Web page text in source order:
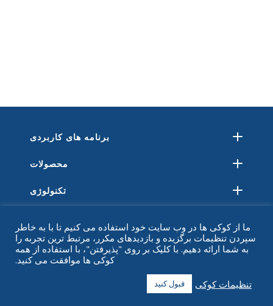
برنامه های کاربردی
محصولات
تکنولوژی
درباره
ما از کوکی ها در وب سایت خود استفاده می کنیم تا با به خاطر
سپردن تنظیمات برگزیده و بازدیدهای مکرر، مرتبط ترین تجربه را
به شما ارائه دهیم. با کلیک بر روی "پذیرفتن"، با استفاده از همه
کوکی ها موافقت می کنید.
تنظیمات کوکی
قبول کنید